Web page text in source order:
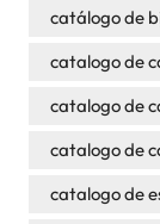
catálogo de
catalogo de
catalogo de
catalogo de
catalogo de